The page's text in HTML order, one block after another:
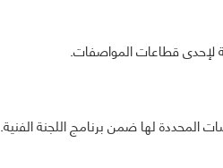
لإحدى قطاعات المواصفات.
المحددة لها ضمن برنامج اللجنة الفنية.